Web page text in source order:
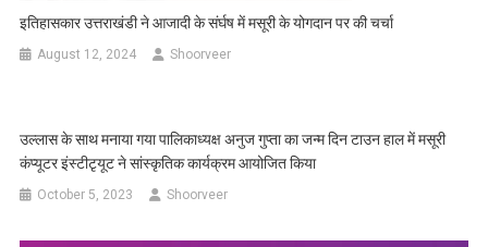
इतिहासकार उत्तराखंडी ने आजादी के संर्घष में मसूरी के योगदान पर की चर्चा
August 12, 2024 Shoorveer
उल्लास के साथ मनाया गया पालिकाध्यक्ष अनुज गुप्ता का जन्म दिन टाउन हाल में मसूरी
कंप्यूटर इंस्टीटृयूट ने सांस्कृतिक कार्यक्रम आयोजित किया
October 5, 2023 Shoorveer